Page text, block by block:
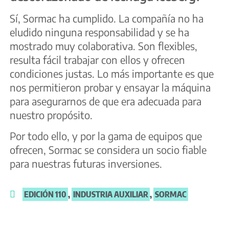
Sí, Sormac ha cumplido. La compañía no ha
eludido ninguna responsabilidad y se ha
mostrado muy colaborativa. Son flexibles,
resulta fácil trabajar con ellos y ofrecen
condiciones justas. Lo más importante es que
nos permitieron probar y ensayar la máquina
para asegurarnos de que era adecuada para
nuestro propósito.
Por todo ello, y por la gama de equipos que
ofrecen, Sormac se considera un socio fiable
para nuestras futuras inversiones.
EDICIÓN 110 , INDUSTRIA AUXILIAR , SORMAC